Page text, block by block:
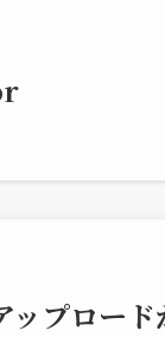
プロー